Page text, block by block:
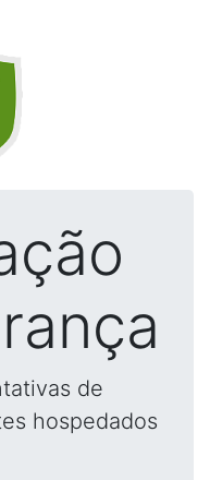
de
hospedados